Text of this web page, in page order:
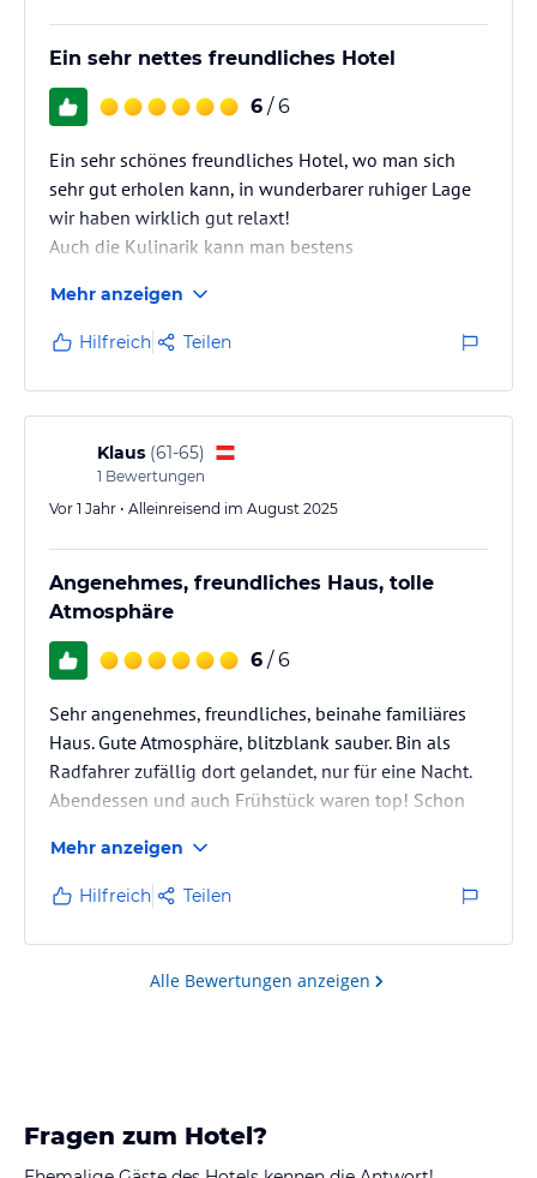
Ein sehr nettes freundliches Hotel
6 / 6
Ein sehr schönes freundliches Hotel, wo man sich
sehr gut erholen kann, in wunderbarer ruhiger Lage
wir haben wirklich gut relaxt!
Auch die Kulinarik kann man bestens
Mehr anzeigen
Hilfreich Teilen
Klaus (61-65)
1 Bewertungen
Vor 1 Jahr • Alleinreisend im August 2025
Angenehmes, freundliches Haus, tolle
Atmosphäre
6 / 6
Sehr angenehmes, freundliches, beinahe familiäres
Haus. Gute Atmosphäre, blitzblank sauber. Bin als
Radfahrer zufällig dort gelandet, nur für eine Nacht.
Abendessen und auch Frühstück waren top! Schon
Ankunft wurde ich äußerst freundlich empfangen
und habe mich sofort wohlgefühlt.
Mehr anzeigen
Hilfreich Teilen
Alle Bewertungen anzeigen
Fragen zum Hotel?